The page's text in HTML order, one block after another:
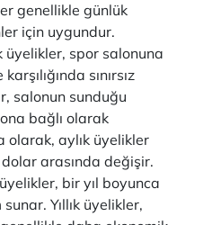
genellikle günlük
için uygundur.
üyelikler, spor salonuna
sınırsız
salonun sunduğu
bağlı olarak
aylık üyelikler
arasında değişir.
üyelikler, bir yıl boyunca
Yıllık üyelikler,